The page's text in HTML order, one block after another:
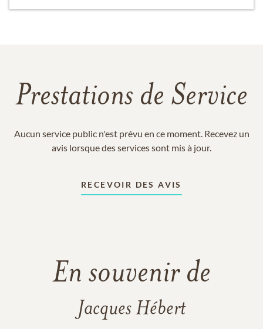
Prestations de Service
Aucun service public n'est prévu en ce moment. Recevez un
avis lorsque des services sont mis à jour.
RECEVOIR DES AVIS
En souvenir de
Jacques Hébert